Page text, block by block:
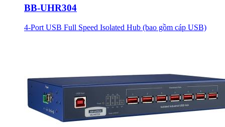
BB-UHR304
4-Port USB Full Speed Isolated Hub (bao gồm cáp USB)